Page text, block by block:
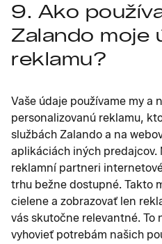
9. Ako
Zalando moje
reklamu?
Vaše údaje používame my a
personalizovanú reklamu,
službách Zalando a na
aplikáciách iných predajcov.
reklamní partneri
trhu bežne dostupné. Takto
cielene a zobrazovať len
vás skutočne relevantné. To
vyhovieť potrebám našich